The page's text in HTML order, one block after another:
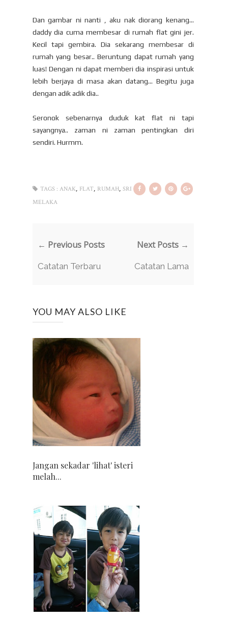
Dan gambar ni nanti , aku nak diorang kenang...
daddy dia cuma membesar di rumah flat gini jer.
Kecil tapi gembira. Dia sekarang membesar di
rumah yang besar.. Beruntung dapat rumah yang
luas! Dengan ni dapat memberi dia inspirasi untuk
lebih berjaya di masa akan datang... Begitu juga
dengan adik adik dia..
Seronok sebenarnya duduk kat flat ni tapi
sayangnya.. zaman ni zaman pentingkan diri
sendiri. Hurmm.
TAGS : ANAK FLAT RUMAH SRI
MELAKA
← Previous Posts
Catatan Terbaru
Next Posts →
Catatan Lama
YOU MAY ALSO LIKE
Jangan sekadar 'lihat' isteri
melah...